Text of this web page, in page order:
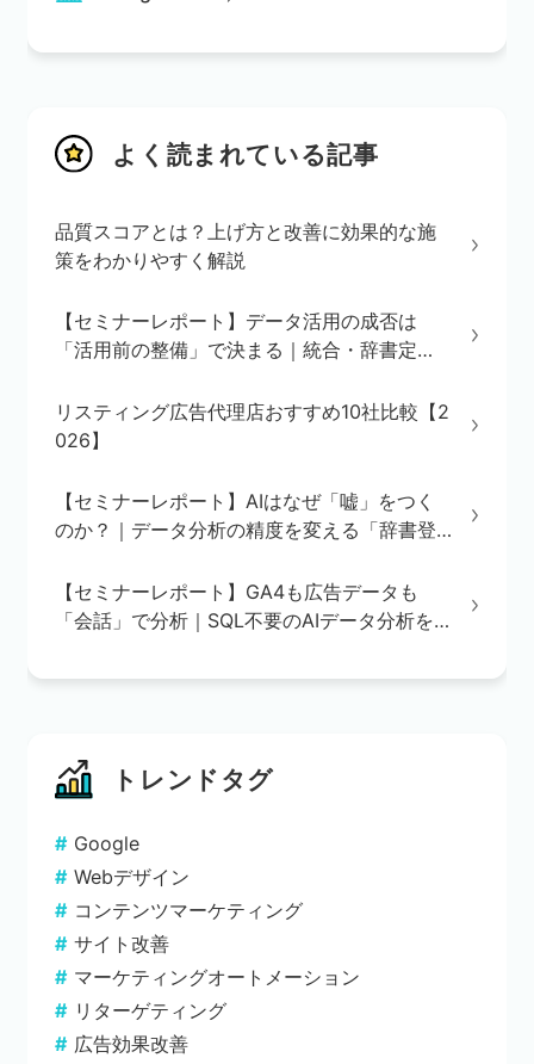
よく読まれている記事
品質スコアとは？上げ方と改善に効果的な施
策をわかりやすく解説
【セミナーレポート】データ活用の成否は
「活用前の整備」で決まる｜統合・辞書定
リスティング広告代理店おすすめ10社比較【2
026】
【セミナーレポート】AIはなぜ「嘘」をつく
のか？｜データ分析の精度を変える「辞書登
【セミナーレポート】GA4も広告データも
「会話」で分析｜SQL不要のAIデータ分析を
トレンドタグ
Google
Webデザイン
コンテンツマーケティング
サイト改善
マーケティングオートメーション
リターゲティング
広告効果改善